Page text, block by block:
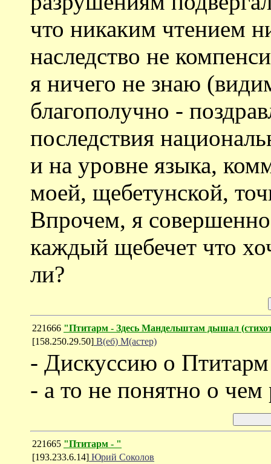
что никаким чтением
наследство не
я ничего не знаю
благополучно -
последствия
и на уровне языка,
моей, щебетунской,
Впрочем, я
каждый щебечет что
ли?
221666 "Птитарм - Здесь Мандельштам дышал
[158.250.29.50] В(еб) М(астер)
- Дискуссию о Птитарм
- а то не понятно о чем
221665 "Птитарм - "
[193.233.6.14] Юрий Соколов